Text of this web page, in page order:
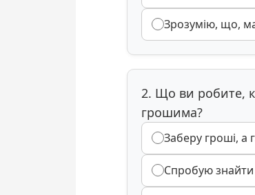
Зрозумію, що,
2. Що ви робите,
грошима?
Заберу гроші, а
Спробую знайти